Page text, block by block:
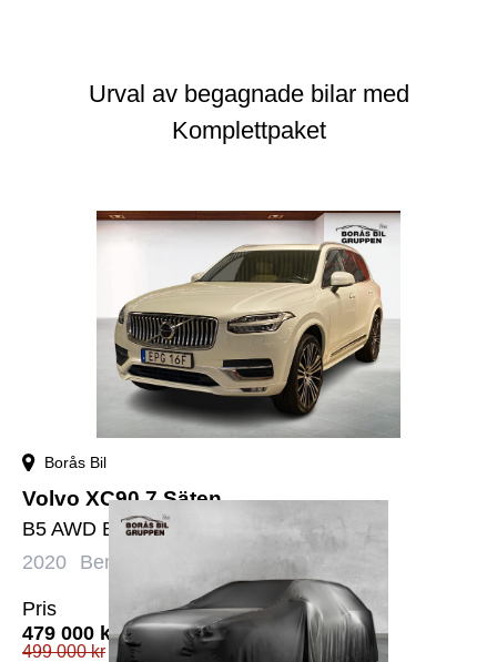
Urval av begagnade bilar med
Komplettpaket
Borås Bil
Volvo XC90 7 Säten
B5 AWD Bensin Inscription 7-säten
2020
Bensin 12126 mil
Pris
479 000 kr
499 000 kr